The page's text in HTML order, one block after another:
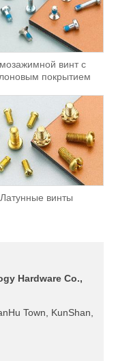
винт с
покрытием
Латунные винты
Hardware Co.,
Town, KunShan,